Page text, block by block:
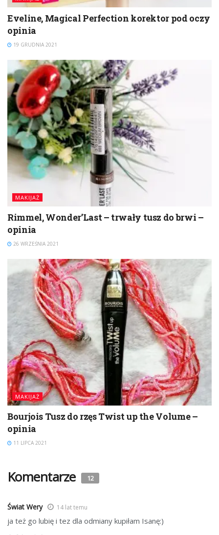
Eveline, Magical Perfection korektor pod oczy
opinia
19 GRUDNIA 2021
MAKIJAŻ
Rimmel, Wonder’Last – trwały tusz do brwi –
opinia
26 WRZEŚNIA 2021
MAKIJAŻ
Bourjois Tusz do rzęs Twist up the Volume –
opinia
11 LIPCA 2021
Komentarze 12
Świat Wery 14 lat temu
ja też go lubię i tez dla odmiany kupiłam Isanę:)